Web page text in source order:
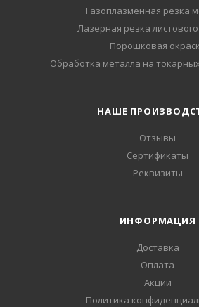
Газоплазменная резка
Лазерная резка
Порошковая
Обработка металла на
НАШЕ
Отзывы
Сертификаты
Реквизиты
ИНФОРМАЦИЯ
Доставка
Оплата
Акции
Политика